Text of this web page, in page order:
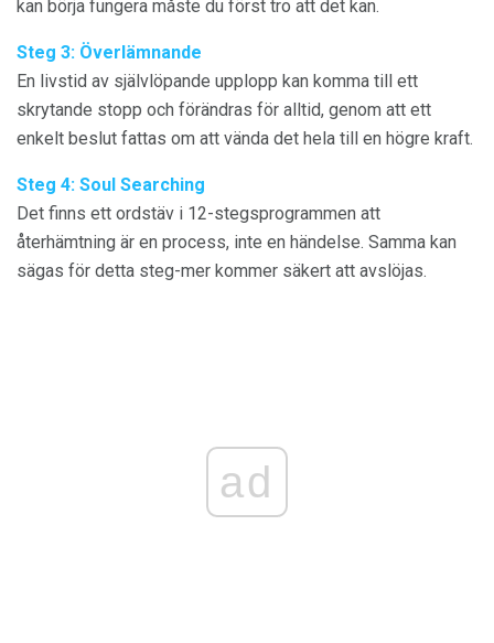
kan börja fungera måste du först tro att det kan.
Steg 3: Överlämnande
En livstid av självlöpande upplopp kan komma till ett
skrytande stopp och förändras för alltid, genom att ett
enkelt beslut fattas om att vända det hela till en högre kraft.
Steg 4: Soul Searching
Det finns ett ordstäv i 12-stegsprogrammen att
återhämtning är en process, inte en händelse. Samma kan
sägas för detta steg-mer kommer säkert att avslöjas.
ad